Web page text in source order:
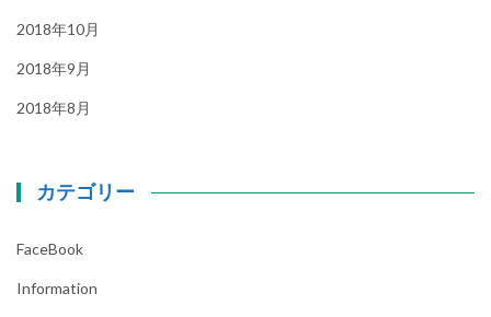
2018年10月
2018年9月
2018年8月
カテゴリー
FaceBook
Information